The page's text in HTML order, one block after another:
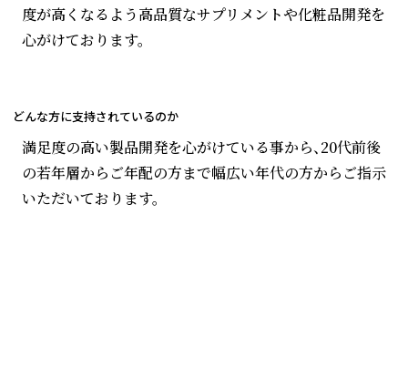
度が高くなるよう高品質なサプリメントや化粧品開発を
心がけております。
どんな方に支持されているのか
満足度の高い製品開発を心がけている事から、20代前後
の若年層からご年配の方まで幅広い年代の方からご指示
いただいております。